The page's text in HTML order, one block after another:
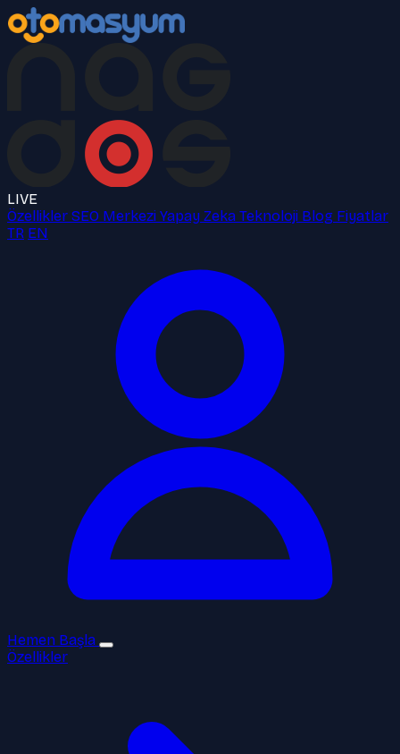
LIVE
Özellikler SEO Merkezi Yapay Zeka Teknoloji Blog Fiyatlar
TR EN
Hemen Başla
Özellikler